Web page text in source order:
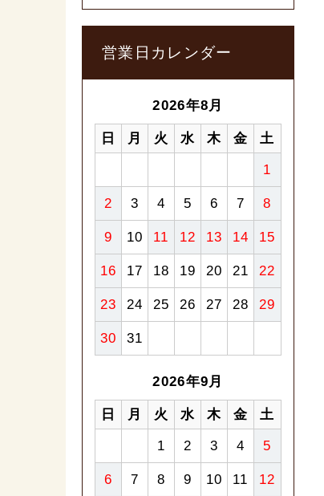
営業日カレンダー
2026年8月
日 月 火 水 木 金 土
1
2 3 4 5 6 7 8
9 10 11 12 13 14 15
16 17 18 19 20 21 22
23 24 25 26 27 28 29
30 31
2026年9月
日 月 火 水 木 金 土
1 2 3 4 5
6 7 8 9 10 11 12